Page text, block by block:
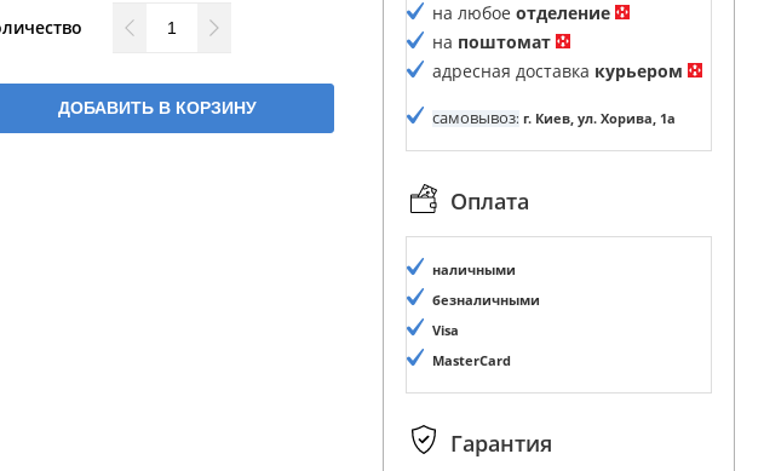
ДОБАВИТЬ В КОРЗИНУ
на любое отделение
на поштомат
адресная доставка курьером
самовывоз: г. Киев, ул. Хорива, 1а
Оплата
наличными
безналичными
Visa
MasterCard
Гарантия